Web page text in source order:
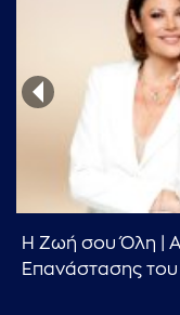
Η Ζωή σου Όλη |
Επανάστασης